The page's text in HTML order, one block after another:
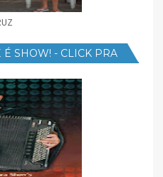
É SHOW! - CLICK PRA